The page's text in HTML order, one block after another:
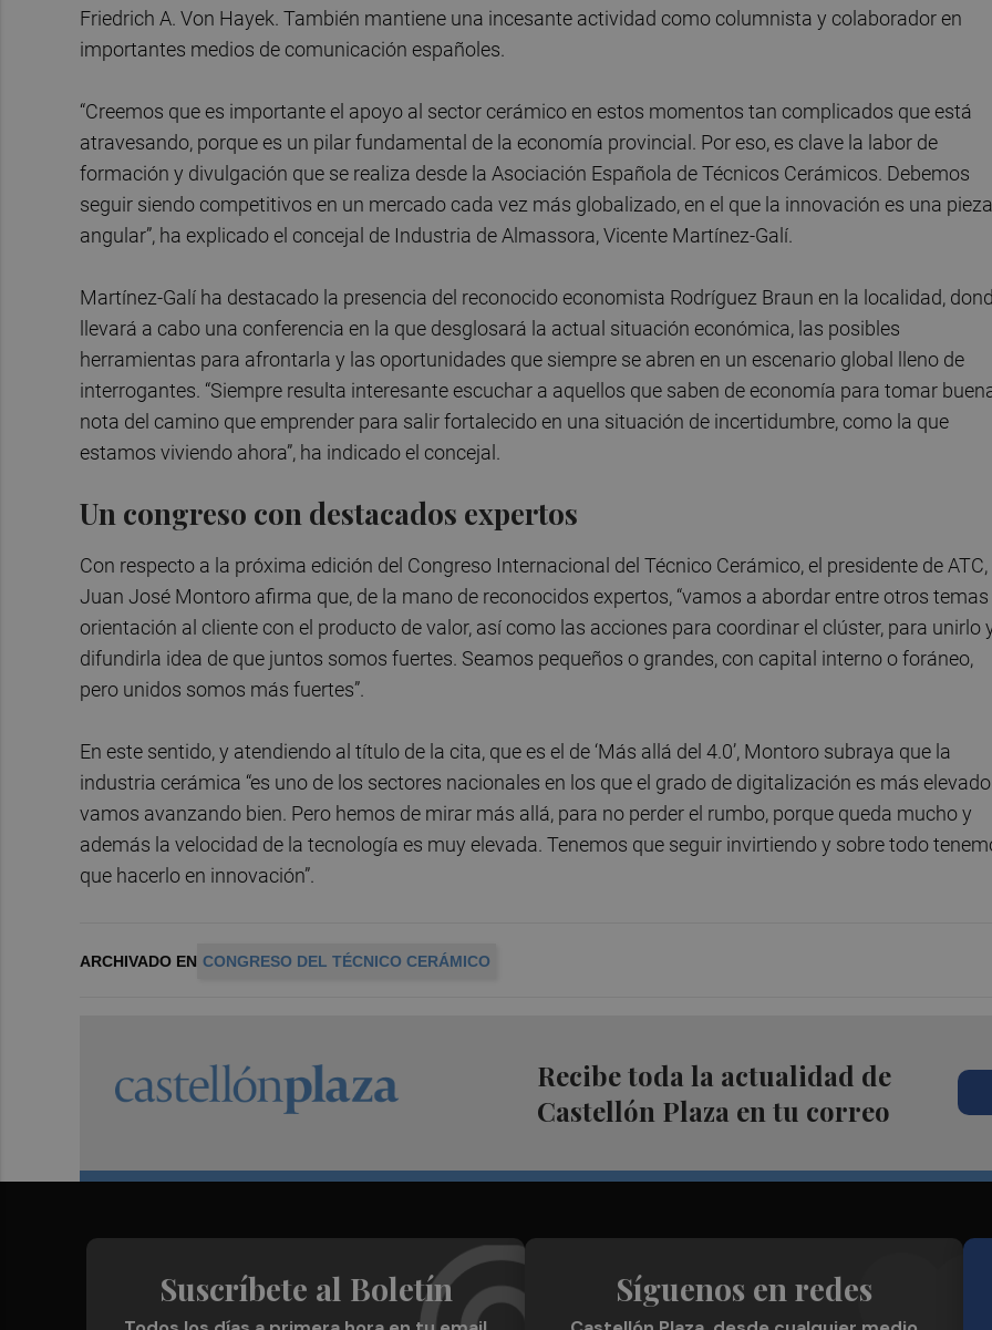
Friedrich A. Von Hayek. También mantiene una incesante actividad como columnista y colaborador en
importantes medios de comunicación españoles.
“Creemos que es importante el apoyo al sector cerámico en estos momentos tan complicados que está
atravesando, porque es un pilar fundamental de la economía provincial. Por eso, es clave la labor de
formación y divulgación que se realiza desde la Asociación Española de Técnicos Cerámicos. Debemos
seguir siendo competitivos en un mercado cada vez más globalizado, en el que la innovación es una pieza
angular”, ha explicado el concejal de Industria de Almassora, Vicente Martínez-Galí.
Martínez-Galí ha destacado la presencia del reconocido economista Rodríguez Braun en la localidad,
llevará a cabo una conferencia en la que desglosará la actual situación económica, las posibles
herramientas para afrontarla y las oportunidades que siempre se abren en un escenario global lleno de
interrogantes. “Siempre resulta interesante escuchar a aquellos que saben de economía para tomar
nota del camino que emprender para salir fortalecido en una situación de incertidumbre, como la que
estamos viviendo ahora”, ha indicado el concejal.
Un congreso con destacados expertos
Con respecto a la próxima edición del Congreso Internacional del Técnico Cerámico, el presidente de ATC,
Juan José Montoro afirma que, de la mano de reconocidos expertos, “vamos a abordar entre otros temas
orientación al cliente con el producto de valor, así como las acciones para coordinar el clúster, para unirlo
difundirla idea de que juntos somos fuertes. Seamos pequeños o grandes, con capital interno o foráneo,
pero unidos somos más fuertes”.
En este sentido, y atendiendo al título de la cita, que es el de ‘Más allá del 4.0’, Montoro subraya que la
industria cerámica “es uno de los sectores nacionales en los que el grado de digitalización es más
vamos avanzando bien. Pero hemos de mirar más allá, para no perder el rumbo, porque queda mucho y
además la velocidad de la tecnología es muy elevada. Tenemos que seguir invirtiendo y sobre todo
que hacerlo en innovación”.
ARCHIVADO EN CONGRESO DEL TÉCNICO CERÁMICO
Recibe toda la actualidad de
Castellón Plaza en tu correo
Suscríbete al Boletín Síguenos en redes